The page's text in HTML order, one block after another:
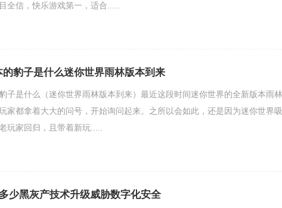
全信，快乐游戏第一，适合.....
豹子是什么迷你世界雨林版本到来
子是什么（迷你世界雨林版本到来）最近这段时间迷你世界的全新版本雨林
家都拿着大大的问号，开始询问起来。之所以会如此，还是因为迷你世界吸
玩家回归，且带着新玩.....
少黑灰产技术升级威胁数字化安全